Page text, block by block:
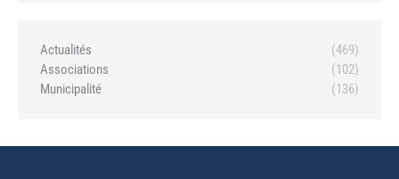
Actualités
(469)
Associations
(102)
Municipalité
(136)